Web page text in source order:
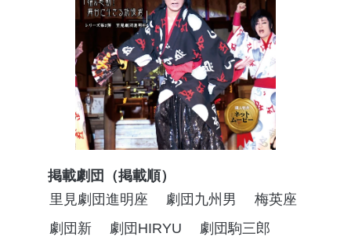
掲載劇団（掲載順）
里見劇団進明座
劇団九州男
梅英座
劇団新
劇団HIRYU
劇団駒三郎